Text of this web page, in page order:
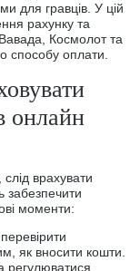
для гравців. У цій
рахунку та
Вавада, Космолот та
способу оплати.
онлайн
врахувати
забезпечити
моменти:
як вносити кошти.
регулюватися